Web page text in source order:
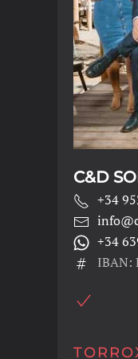
C&D
+34
+34
IBAN: